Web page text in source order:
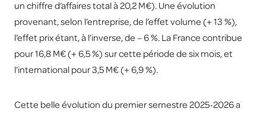
un chiffre d’affaires total à 20,2 M€). Une évolution
provenant, selon l’entreprise, de l’effet volume (+ 13 %),
l’effet prix étant, à l’inverse, de – 6 %. La France contribue
pour 16,8 M€ (+ 6,5 %) sur cette période de six mois, et
l’international pour 3,5 M€ (+ 6,9 %).
Cette belle évolution du premier semestre 2025-2026 a